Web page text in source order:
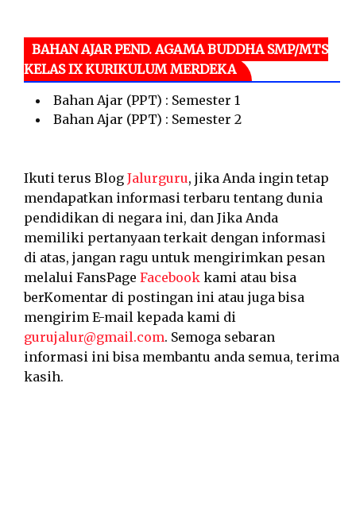
BAHAN AJAR PEND. AGAMA BUDDHA SMP/MTS
KELAS IX KURIKULUM MERDEKA
Bahan Ajar (PPT) : Semester 1
Bahan Ajar (PPT) : Semester 2
Ikuti terus Blog Jalurguru, jika Anda ingin tetap
mendapatkan informasi terbaru tentang dunia
pendidikan di negara ini, dan Jika Anda
memiliki pertanyaan terkait dengan informasi
di atas, jangan ragu untuk mengirimkan pesan
melalui FansPage Facebook kami atau bisa
berKomentar di postingan ini atau juga bisa
mengirim E-mail kepada kami di
gurujalur@gmail.com. Semoga sebaran
informasi ini bisa membantu anda semua, terima
kasih.